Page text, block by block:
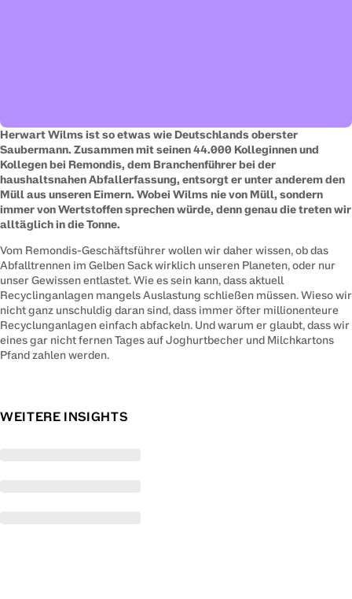
Herwart Wilms ist so etwas wie Deutschlands oberster
Saubermann. Zusammen mit seinen 44.000 Kolleginnen und
Kollegen bei Remondis, dem Branchenführer bei der
haushaltsnahen Abfallerfassung, entsorgt er unter anderem den
Müll aus unseren Eimern. Wobei Wilms nie von Müll, sondern
immer von Wertstoffen sprechen würde, denn genau die treten wir
alltäglich in die Tonne.
Vom Remondis-Geschäftsführer wollen wir daher wissen, ob das
Abfalltrennen im Gelben Sack wirklich unseren Planeten, oder nur
unser Gewissen entlastet. Wie es sein kann, dass aktuell
Recyclinganlagen mangels Auslastung schließen müssen. Wieso wir
nicht ganz unschuldig daran sind, dass immer öfter millionenteure
Recyclunganlagen einfach abfackeln. Und warum er glaubt, dass wir
eines gar nicht fernen Tages auf Joghurtbecher und Milchkartons
Pfand zahlen werden.
WEITERE INSIGHTS